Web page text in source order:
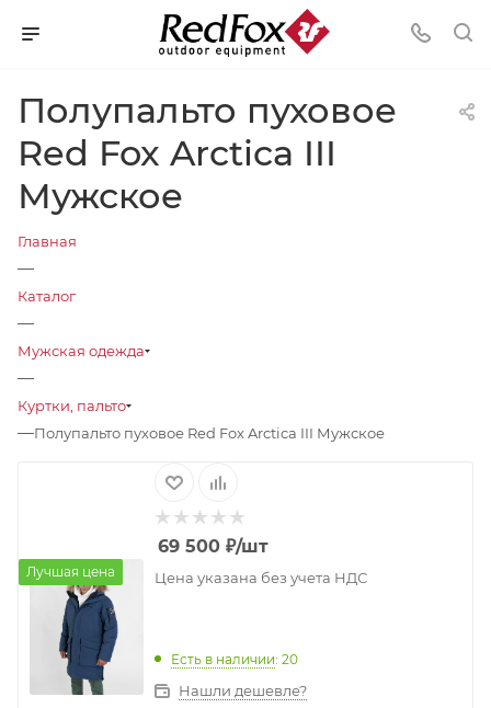
Полупальто пуховое
Red Fox Arctica III
Мужское
Главная
—
Каталог
—
Мужская одежда
—
Куртки, пальто
—Полупальто пуховое Red Fox Arctica III Мужское
Лучшая цена
69 500 ₽/шт
Цена указана без учета НДС
Есть в наличии: 20
Нашли дешевле?